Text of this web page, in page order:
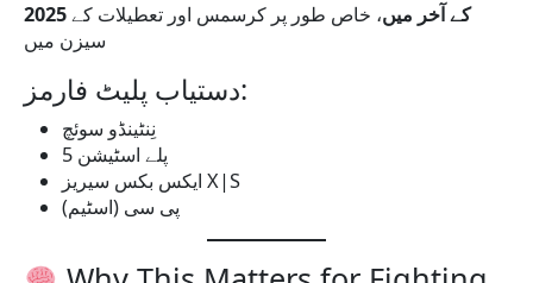
2025 کے آخر میں، خاص طور پر کرسمس اور تعطیلات کے
سیزن میں
دستیاب پلیٹ فارمز:
نِنٹینڈو سوئچ
پلے اسٹیشن 5
ایکس بکس سیریز X|S
پی سی (اسٹیم)